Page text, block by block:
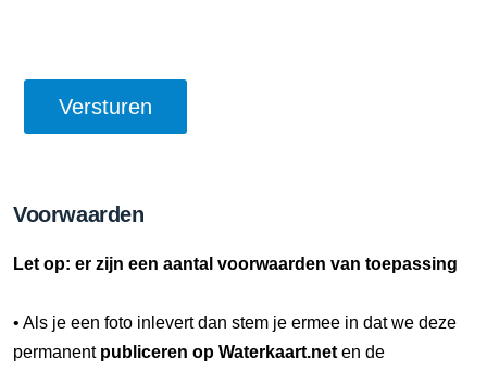
Voorwaarden
Let op: er zijn een aantal voorwaarden van toepassing
• Als je een foto inlevert dan stem je ermee in dat we deze
permanent publiceren op Waterkaart.net en de